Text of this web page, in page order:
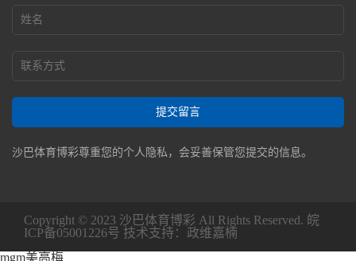
提交留言
沙巴体育博彩尊重您的个人隐私，会妥善保管您提交的信息。
Copyright © 2023 沙巴体育博彩 All Rights Reserved. 皖
ICP备05001226号 技术支持：政维嘉楠
mgm美高梅